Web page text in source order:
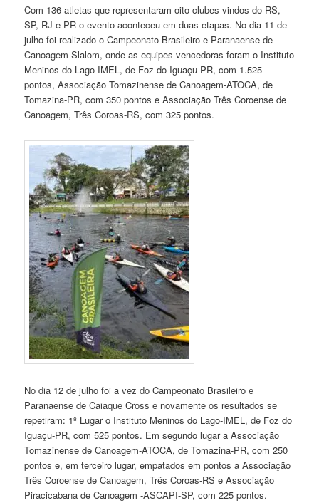
Com 136 atletas que representaram oito clubes vindos do RS,
SP, RJ e PR o evento aconteceu em duas etapas. No dia 11 de
julho foi realizado o Campeonato Brasileiro e Paranaense de
Canoagem Slalom, onde as equipes vencedoras foram o Instituto
Meninos do Lago-IMEL, de Foz do Iguaçu-PR, com 1.525
pontos, Associação Tomazinense de Canoagem-ATOCA, de
Tomazina-PR, com 350 pontos e Associação Três Coroense de
Canoagem, Três Coroas-RS, com 325 pontos.
No dia 12 de julho foi a vez do Campeonato Brasileiro e
Paranaense de Caiaque Cross e novamente os resultados se
repetiram: 1º Lugar o Instituto Meninos do Lago-IMEL, de Foz do
Iguaçu-PR, com 525 pontos. Em segundo lugar a Associação
Tomazinense de Canoagem-ATOCA, de Tomazina-PR, com 250
pontos e, em terceiro lugar, empatados em pontos a Associação
Três Coroense de Canoagem, Três Coroas-RS e Associação
Piracicabana de Canoagem -ASCAPI-SP, com 225 pontos.